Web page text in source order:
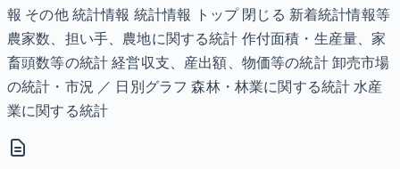
報 その他 統計情報 統計情報 トップ 閉じる 新着統計情報等
農家数、担い手、農地に関する統計 作付面積・生産量、家
畜頭数等の統計 経営収支、産出額、物価等の統計 卸売市場
の統計・市況 ／ 日別グラフ 森林・林業に関する統計 水産
業に関する統計